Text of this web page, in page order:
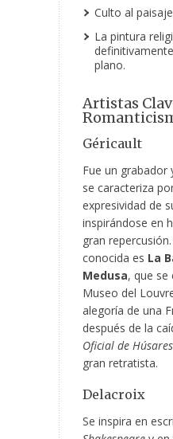
Culto al
La pintura
plano.
Artistas
Géricault
Fue un grabador
se caracteriza
expresividad de
inspirándose en
gran
conocida es La
Medusa, que se
Museo del
alegoría de una
después de la
Oficial de Húsares
gran retratista.
Delacroix
Se inspira en